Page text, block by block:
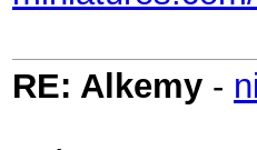
RE: Alkemy -